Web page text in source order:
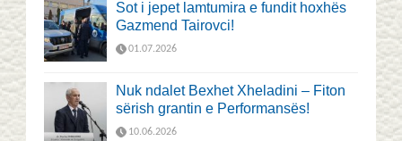
Sot i jepet lamtumira e fundit hoxhës
Gazmend Tairovci!
01.07.2026
Nuk ndalet Bexhet Xheladini – Fiton
sërish grantin e Performansës!
10.06.2026